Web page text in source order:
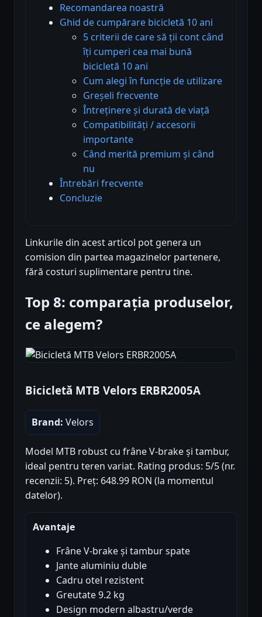
Recomandarea noastră
Ghid de cumpărare bicicletă 10 ani
5 criterii de care să ții cont când
îți cumperi cea mai bună
bicicletă 10 ani
Cum alegi în funcție de utilizare
Greșeli frecvente
Întreținere și durată de viață
Compatibilități / accesorii
importante
Când merită premium și când
nu
Întrebări frecvente
Concluzie
Linkurile din acest articol pot genera un
comision din partea magazinelor partenere,
fără costuri suplimentare pentru tine.
Top 8: comparația produselor,
ce alegem?
Bicicletă MTB Velors ERBR2005A
Brand: Velors
Model MTB robust cu frâne V-brake și tambur,
ideal pentru teren variat. Rating produs: 5/5 (nr.
recenzii: 5). Preț: 648.99 RON (la momentul
datelor).
Avantaje
Frâne V-brake și tambur spate
Jante aluminiu duble
Cadru otel rezistent
Greutate 9.2 kg
Design modern albastru/verde